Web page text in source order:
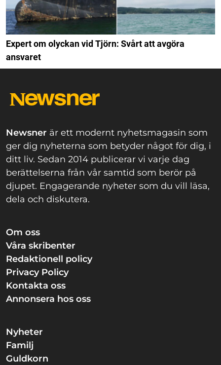
Expert om olyckan vid Tjörn: Svårt att avgöra
ansvaret
Newsner är ett modernt nyhetsmagasin som
ger dig nyheterna som betyder något för dig, i
ditt liv. Sedan 2014 publicerar vi varje dag
berättelserna från vår samtid som berör på
djupet. Engagerande nyheter som du vill läsa,
dela och diskutera.
Om oss
Våra skribenter
Redaktionell policy
Privacy Policy
Kontakta oss
Annonsera hos oss
Nyheter
Familj
Guldkorn